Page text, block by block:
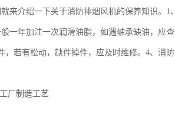
来介绍一下关于消防排烟风机的保养知识。
一年加注一次润滑油脂，如遇轴承缺油，应
，若有松动，缺件掉件，应及时维修。4、消
厂制造工艺